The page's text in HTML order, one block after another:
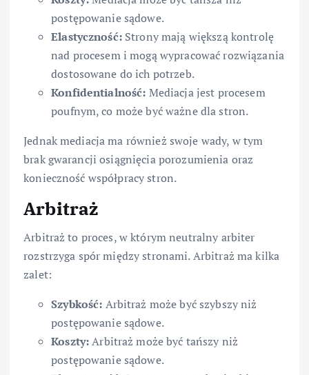
postępowanie sądowe.
Elastyczność:Strony mają większą kontrolę
nad procesem i mogą wypracować rozwiązania
dostosowane do ich potrzeb.
Konfidentialność: Mediacja jest procesem
poufnym, co może być ważne dla stron.
Jednak mediacja ma również swoje wady, w tym
brak gwarancji osiągnięcia porozumienia oraz
konieczność współpracy stron.
Arbitraż
Arbitraż to proces, w którym neutralny arbiter
rozstrzyga spór między stronami. Arbitraż ma kilka
zalet:
Szybkość: Arbitraż może być szybszy niż
postępowanie sądowe.
Koszty:Arbitraż może być tańszy niż
postępowanie sądowe.